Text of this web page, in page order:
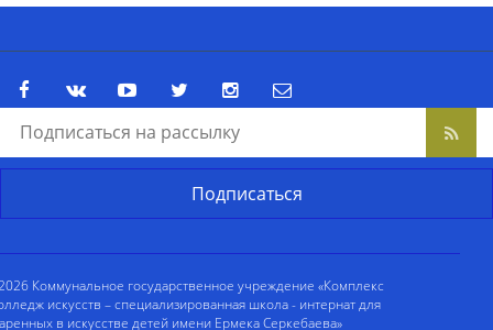
Коммунальное государственное учреждение «Комплекс
искусств – специализированная школа - интернат для
в искусстве детей имени Ермека Серкебаева»